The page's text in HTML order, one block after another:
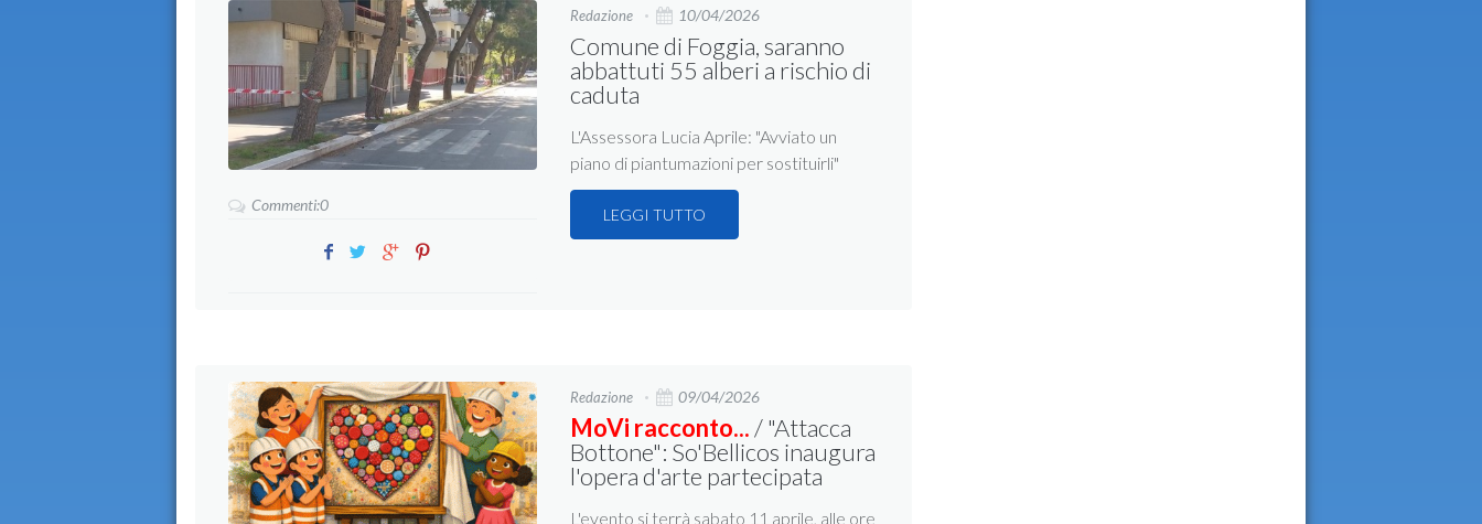
Commenti:0
Redazione 10/04/2026
Comune di Foggia, saranno
abbattuti 55 alberi a rischio di
caduta
L'Assessora Lucia Aprile: "Avviato un
piano di piantumazioni per sostituirli"
LEGGI TUTTO
Redazione 09/04/2026
MoVi racconto.../ "Attacca
Bottone": So'Bellicos inaugura
l'opera d'arte partecipata
L'evento si terrà sabato 11 aprile, alle ore